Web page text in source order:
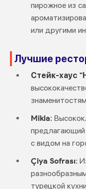
пирожное из
или другими
Лучшие
Стейк-хаус
Mikla:
с видом на
Çiya Sofrası:
турецкой